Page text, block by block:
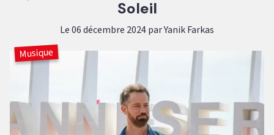
Soleil
Le 06 décembre 2024 par Yanik Farkas
Musique